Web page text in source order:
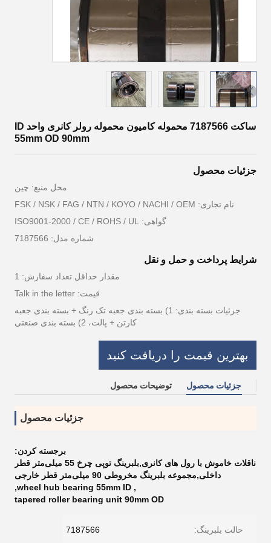
ساکت 7187566 محموله کامیون محموله رولر کانری واحد ID
55mm OD 90mm
جزئیات محصول
محل منبع: چین
نام تجاری: FSK / NSK / FAG / NTN / KOYO / NACHI / OEM
گواهی: ISO9001-2000 / CE / ROHS / UL
شماره مدل: 7187566
شرایط پرداخت و حمل و نقل
مقدار حداقل تعداد سفارش: 1
قیمت: Talk in the letter
جزئیات بسته بندی: 1) بسته بندی جعبه تک رنگ + بسته بندی جعبه
کارتن + پالت، 2) بسته بندی صنعتی
بهترین قیمت را دریافت کنید
جزئیات محصول توضیحات محصول
جزئیات محصول
برجسته کردن:
ناقلات خاموش با رول های کانری,بلبرینگ توپی چرخ 55 میلی‌متر قطر
داخلی,مجموعه بلبرینگ مخروطی 90 میلی‌متر قطر خارجی
,
wheel hub bearing 55mm ID
,
tapered roller bearing unit 90mm OD
حالت بلبرینگ: 7187566